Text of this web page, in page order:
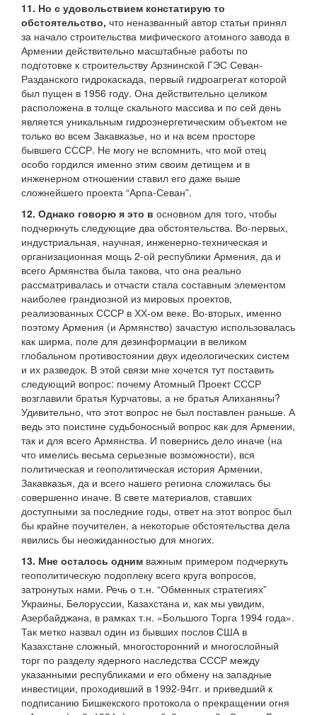
11. Но с удовольствием констатирую то
обстоятельство, что неназванный автор статьи принял
за начало строительства мифического атомного завода в
Армении действительно масштабные работы по
подготовке к строительству Арзнинской ГЭС Севан-
Разданского гидрокаскада, первый гидроагрегат которой
был пущен в 1956 году. Она действительно целиком
расположена в толще скального массива и по сей день
является уникальным гидроэнергетическим объектом не
только во всем Закавказье, но и на всем просторе
бывшего СССР. Не могу не вспомнить, что мой отец
особо гордился именно этим своим детищем и в
инженерном отношении ставил его даже выше
сложнейшего проекта “Арпа-Севан”.
12. Однако говорю я это в основном для того, чтобы
подчеркнуть следующие два обстоятельства. Во-первых,
индустриальная, научная, инженерно-техническая и
организационная мощь 2-ой республики Армения, да и
всего Армянства была такова, что она реально
рассматривалась и отчасти стала составным элементом
наиболее грандиозной из мировых проектов,
реализованных СССР в ХХ-ом веке. Во-вторых, именно
поэтому Армения (и Армянство) зачастую использовалась
как ширма, поле для дезинформации в великом
глобальном противостоянии двух идеологических систем
и их разведок. В этой связи мне хочется тут поставить
следующий вопрос: почему Атомный Проект СССР
возглавили братья Курчатовы, а не братья Алиханяны?
Удивительно, что этот вопрос не был поставлен раньше. А
ведь это поистине судьбоносный вопрос как для Армении,
так и для всего Армянства. И повернись дело иначе (на
что имелись весьма серьезные возможности), вся
политическая и геополитическая история Армении,
Закавказья, да и всего нашего региона сложилась бы
совершенно иначе. В свете материалов, ставших
доступными за последние годы, ответ на этот вопрос был
бы крайне поучителен, а некоторые обстоятельства дела
явились бы неожиданностью для многих.
13. Мне осталось одним важным примером подчеркуть
геополитическую подоплеку всего круга вопросов,
затронутых нами. Речь о т.н. “Обменных стратегиях”
Украины, Белоруссии, Казахстана и, как мы увидим,
Азербайджана, в рамках т.н. «Большого Торга 1994 года».
Так метко назвал один из бывших послов США в
Казахстане сложный, многосторонний и многослойный
торг по разделу ядерного наследства СССР между
указанными республиками и его обмену на западные
инвестиции, проходивший в 1992-94гг. и приведший к
подписанию Бишкекского протокола о прекращении огня